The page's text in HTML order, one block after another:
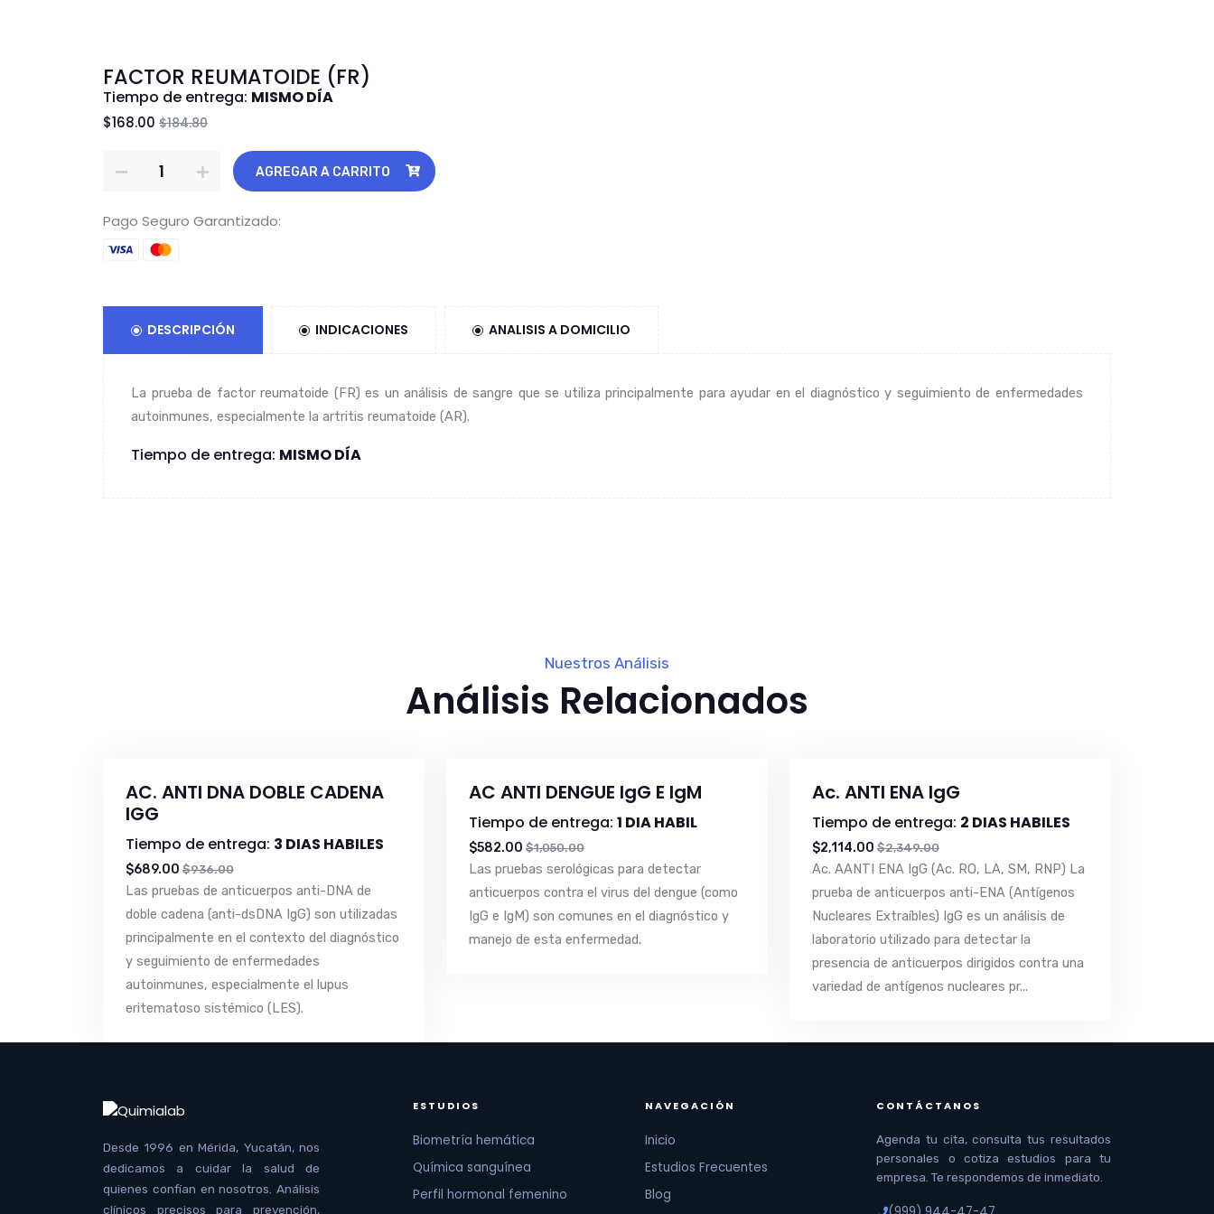
FACTOR REUMATOIDE (FR)
Tiempo de entrega: MISMO DÍA
$168.00 $184.80
AGREGAR A CARRITO
Pago Seguro Garantizado:
DESCRIPCIÓN INDICACIONES ANALISIS A DOMICILIO
La prueba de factor reumatoide (FR) es un análisis de sangre que se utiliza principalmente para ayudar en el diagnóstico y seguimiento de enfermedades
autoinmunes, especialmente la artritis reumatoide (AR).
Tiempo de entrega: MISMO DÍA
Nuestros Análisis
Análisis Relacionados
AC. ANTI DNA DOBLE CADENA
IGG
Tiempo de entrega: 3 DIAS HABILES
$689.00 $936.00
Las pruebas de anticuerpos anti-DNA de
doble cadena (anti-dsDNA IgG) son utilizadas
principalmente en el contexto del diagnóstico
y seguimiento de enfermedades
autoinmunes, especialmente el lupus
eritematoso sistémico (LES).
AC ANTI DENGUE IgG E IgM
Tiempo de entrega: 1 DIA HABIL
$582.00 $1,050.00
Las pruebas serológicas para detectar
anticuerpos contra el virus del dengue (como
IgG e IgM) son comunes en el diagnóstico y
manejo de esta enfermedad.
Ac. ANTI ENA IgG
Tiempo de entrega: 2 DIAS HABILES
$2,114.00 $2,349.00
Ac. AANTI ENA IgG (Ac. RO, LA, SM, RNP) La
prueba de anticuerpos anti-ENA (Antígenos
Nucleares Extraíbles) IgG es un análisis de
laboratorio utilizado para detectar la
presencia de anticuerpos dirigidos contra una
variedad de antígenos nucleares pr...
Desde 1996 en Mérida, Yucatán, nos
dedicamos a cuidar la salud de
quienes confían en nosotros. Análisis
clínicos precisos para prevención,
ESTUDIOS
Biometría hemática
Química sanguínea
Perfil hormonal femenino
NAVEGACIÓN
Inicio
Estudios Frecuentes
Blog
CONTÁCTANOS
Agenda tu cita, consulta tus resultados
personales o cotiza estudios para tu
empresa. Te respondemos de inmediato.